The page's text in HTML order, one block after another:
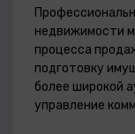
недвижимости
процесса
подготовку
более широкой
управление